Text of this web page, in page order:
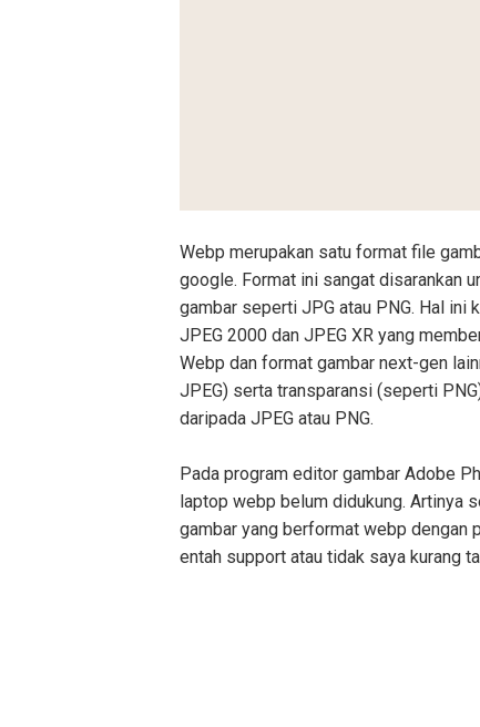
Webp merupakan satu format file
google. Format ini sangat disarankan
gambar seperti JPG atau PNG. Hal ini
JPEG 2000 dan JPEG XR yang
Webp dan format gambar next-gen
JPEG) serta transparansi (seperti
daripada JPEG atau PNG.
Pada program editor gambar Adobe
laptop webp belum didukung. Artinya
gambar yang berformat webp dengan
entah support atau tidak saya kurang